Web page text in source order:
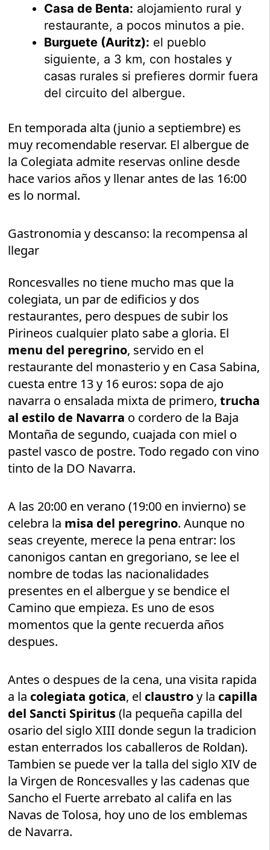
Casa de Benta: alojamiento rural y
restaurante, a pocos minutos a pie.
Burguete (Auritz): el pueblo
siguiente, a 3 km, con hostales y
casas rurales si prefieres dormir fuera
del circuito del albergue.
En temporada alta (junio a septiembre) es
muy recomendable reservar. El albergue de
la Colegiata admite reservas online desde
hace varios años y llenar antes de las 16:00
es lo normal.
Gastronomia y descanso: la recompensa al
llegar
Roncesvalles no tiene mucho mas que la
colegiata, un par de edificios y dos
restaurantes, pero despues de subir los
Pirineos cualquier plato sabe a gloria. El
menu del peregrino, servido en el
restaurante del monasterio y en Casa Sabina,
cuesta entre 13 y 16 euros: sopa de ajo
navarra o ensalada mixta de primero,trucha
al estilo de Navarra o cordero de la Baja
Montaña de segundo, cuajada con miel o
pastel vasco de postre. Todo regado con vino
tinto de la DO Navarra.
A las 20:00 en verano (19:00 en invierno) se
celebra la misa del peregrino. Aunque no
seas creyente, merece la pena entrar: los
canonigos cantan en gregoriano, se lee el
nombre de todas las nacionalidades
presentes en el albergue y se bendice el
Camino que empieza. Es uno de esos
momentos que la gente recuerda años
despues.
Antes o despues de la cena, una visita rapida
a la colegiata gotica, el claustroy la capilla
del Sancti Spiritus(la pequeña capilla del
osario del siglo XIII donde segun la tradicion
estan enterrados los caballeros de Roldan).
Tambien se puede ver la talla del siglo XIV de
la Virgen de Roncesvalles y las cadenas que
Sancho el Fuerte arrebato al califa en las
Navas de Tolosa, hoy uno de los emblemas
de Navarra.